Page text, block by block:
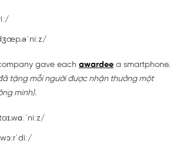
gave each awardee a smartphone.
tặng mỗi người được nhận thưởng một
minh).